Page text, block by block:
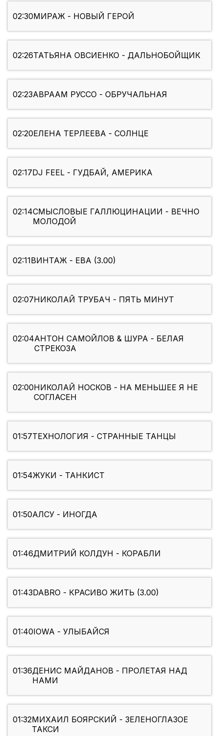
02:30МИРАЖ - НОВЫЙ ГЕРОЙ
02:26ТАТЬЯНА ОВСИЕНКО - ДАЛЬНОБОЙЩИК
02:23АВРААМ РУССО - ОБРУЧАЛЬНАЯ
02:20ЕЛЕНА ТЕРЛЕЕВА - СОЛНЦЕ
02:17DJ FEEL - ГУДБАЙ, АМЕРИКА
02:14СМЫСЛОВЫЕ ГАЛЛЮЦИНАЦИИ - ВЕЧНО
МОЛОДОЙ
02:11ВИНТАЖ - ЕВА (3.00)
02:07НИКОЛАЙ ТРУБАЧ - ПЯТЬ МИНУТ
02:04АНТОН САМОЙЛОВ & ШУРА - БЕЛАЯ
СТРЕКОЗА
02:00НИКОЛАЙ НОСКОВ - НА МЕНЬШЕЕ Я НЕ
СОГЛАСЕН
01:57ТЕХНОЛОГИЯ - СТРАННЫЕ ТАНЦЫ
01:54ЖУКИ - ТАНКИСТ
01:50АЛСУ - ИНОГДА
01:46ДМИТРИЙ КОЛДУН - КОРАБЛИ
01:43DABRO - КРАСИВО ЖИТЬ (3.00)
01:40IOWA - УЛЫБАЙСЯ
01:36ДЕНИС МАЙДАНОВ - ПРОЛЕТАЯ НАД
НАМИ
01:32МИХАИЛ БОЯРСКИЙ - ЗЕЛЕНОГЛАЗОЕ
ТАКСИ